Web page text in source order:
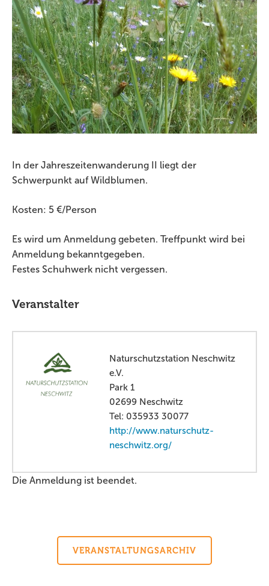
In der Jahreszeitenwanderung II liegt der
Schwerpunkt auf Wildblumen.
Kosten: 5 €/Person
Es wird um Anmeldung gebeten. Treffpunkt wird bei
Anmeldung bekanntgegeben.
Festes Schuhwerk nicht vergessen.
Veranstalter
Naturschutzstation Neschwitz
e.V.
Park 1
02699 Neschwitz
Tel: 035933 30077
http://www.naturschutz-
neschwitz.org/
Die Anmeldung ist beendet.
VERANSTALTUNGSARCHIV